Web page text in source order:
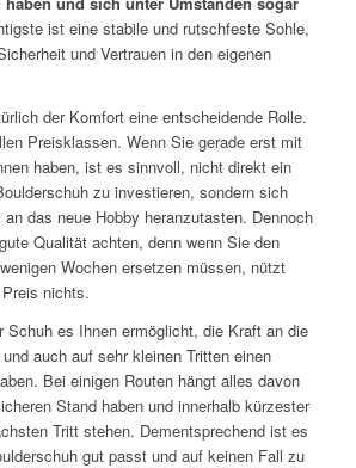
ist eine stabile und rutschfeste Sohle,
und Vertrauen in den eigenen
der Komfort eine entscheidende Rolle.
Preisklassen. Wenn Sie gerade erst mit
haben, ist es sinnvoll, nicht direkt ein
zu investieren, sondern sich
das neue Hobby heranzutasten. Dennoch
Qualität achten, denn wenn Sie den
Wochen ersetzen müssen, nützt
nichts.
es Ihnen ermöglicht, die Kraft an die
auch auf sehr kleinen Tritten einen
Bei einigen Routen hängt alles davon
Stand haben und innerhalb kürzester
Tritt stehen. Dementsprechend ist es
gut passt und auf keinen Fall zu